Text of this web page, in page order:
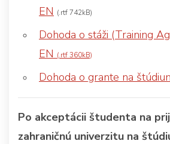
EN (.rtf 742kB)
Dohoda o stáži (Training
EN (.rtf 360kB)
Dohoda o grante na
Po akceptácii študenta na
zahraničnú univerzitu na